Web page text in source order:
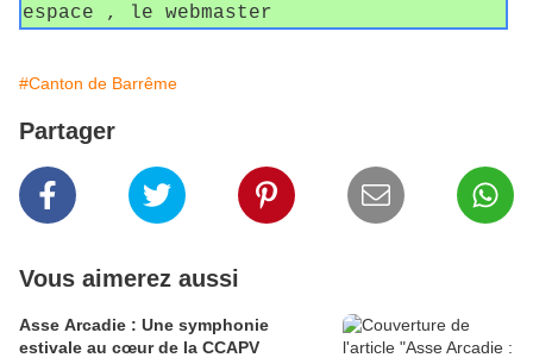
espace , le webmaster
#Canton de Barrême
Partager
Vous aimerez aussi
Asse Arcadie : Une symphonie
estivale au cœur de la CCAPV